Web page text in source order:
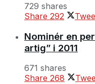
729 shares
Share 292
Nominér en
artig” i 2011
671 shares
Share 268